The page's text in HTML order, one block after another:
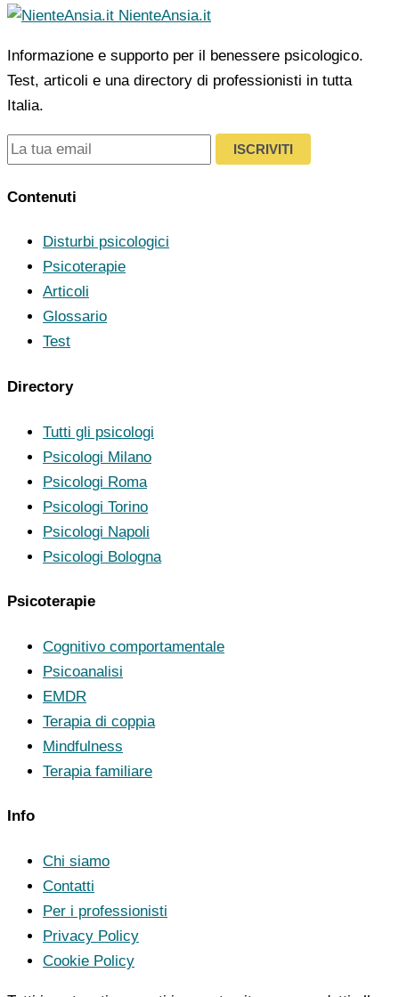
NienteAnsia.it
Informazione e supporto per il benessere psicologico.
Test, articoli e una directory di professionisti in tutta
Italia.
ISCRIVITI
Contenuti
Disturbi psicologici
Psicoterapie
Articoli
Glossario
Test
Directory
Tutti gli psicologi
Psicologi Milano
Psicologi Roma
Psicologi Torino
Psicologi Napoli
Psicologi Bologna
Psicoterapie
Cognitivo comportamentale
Psicoanalisi
EMDR
Terapia di coppia
Mindfulness
Terapia familiare
Info
Chi siamo
Contatti
Per i professionisti
Privacy Policy
Cookie Policy